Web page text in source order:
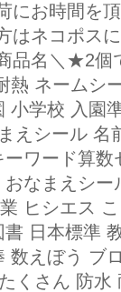
にお時間を
はネコポス
品名＼★2
熱 ネームシ
小学校 入園
えシール
ワード算
なまえシ
ヒシエス
日本標準
数えぼう ブ
くさん 防